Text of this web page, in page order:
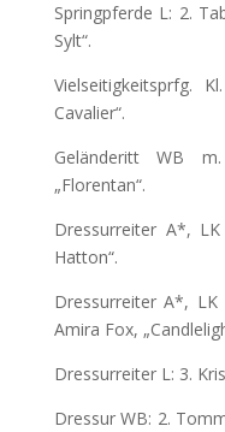
Springpferde L: 2.
Sylt“.
Vielseitigkeitsprfg.
Cavalier“.
Geländeritt WB
„Florentan“.
Dressurreiter A*,
Hatton“.
Dressurreiter A*, LK
Amira Fox,
Dressurreiter L: 3.
Dressur WB: 2.